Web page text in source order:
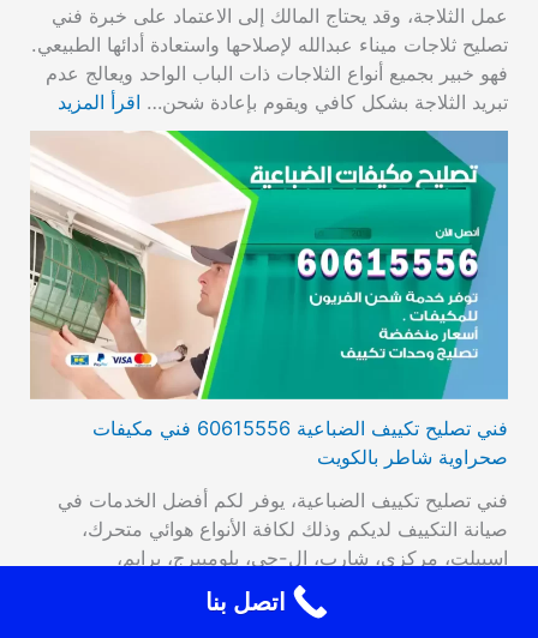
عمل الثلاجة، وقد يحتاج المالك إلى الاعتماد على خبرة فني
تصليح ثلاجات ميناء عبدالله لإصلاحها واستعادة أدائها الطبيعي.
فهو خبير بجميع أنواع الثلاجات ذات الباب الواحد ويعالج عدم
تبريد الثلاجة بشكل كافي ويقوم بإعادة شحن… اقرأ المزيد
فني تصليح تكييف الضباعية 60615556 فني مكيفات
صحراوية شاطر بالكويت
فني تصليح تكييف الضباعية، يوفر لكم أفضل الخدمات في
صيانة التكييف لديكم وذلك لكافة الأنواع هوائي متحرك،
اسبيلت، مركزي، شارب، ال-جي، بلومبيرج، برايم،
سامسونج. صيانة المشكلات في توصيل الوحدة الأعطال التي
تصيب الترموستات، تراكم الجليد، وأيضا تبديل القطع القديمة
اتصل بنا